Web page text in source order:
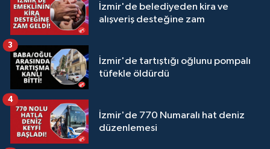
İzmir'de belediyeden kira ve
alışveriş desteğine zam
İzmir'de tartıştığı oğlunu pompalı
tüfekle öldürdü
3
İzmir'de 770 Numaralı hat deniz
düzenlemesi
4